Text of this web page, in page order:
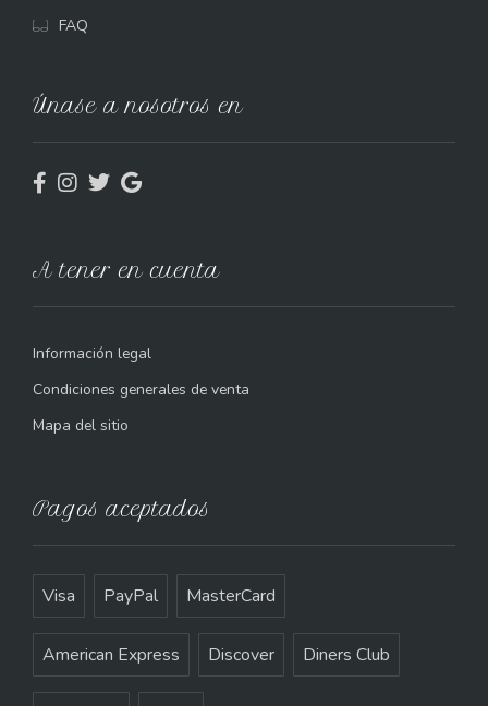
FAQ
Únase a nosotros en
A tener en cuenta
Información legal
Condiciones generales de venta
Mapa del sitio
Pagos aceptados
Visa PayPal MasterCard
American Express Discover Diners Club